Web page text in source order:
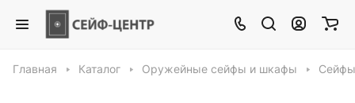
Главная Каталог Оружейные сейфы и шкафы